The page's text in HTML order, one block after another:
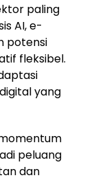
paling
AI, e-
potensi
fleksibel.
yang
peluang
dan